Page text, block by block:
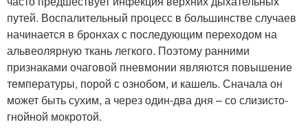
путей. Воспалительный процесс в большинстве случаев
начинается в бронхах с последующим переходом на
альвеолярную ткань легкого. Поэтому ранними
признаками очаговой пневмонии являются повышение
температуры, порой с ознобом, и кашель. Сначала он
может быть сухим, а через один-два дня – со слизисто-
гнойной мокротой.